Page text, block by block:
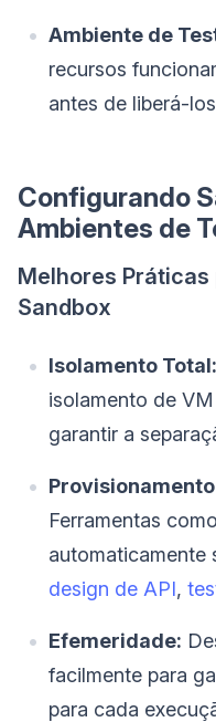
Ambiente de
recursos
antes de liberá-
Configurando
Ambientes de
Melhores
Sandbox
Isolamento Total:
isolamento de
garantir a
Ferramentas
automaticamente
design de API,
Efemeridade:
facilmente para
para cada